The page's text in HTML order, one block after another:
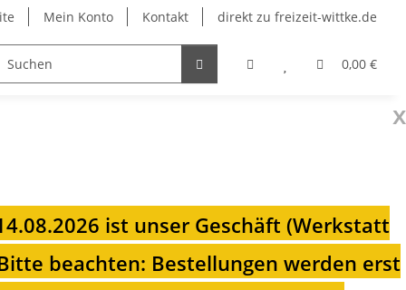
Mein Konto Kontakt direkt zu freizeit-wittke.de
0,00 €
Heizungen für Ihren
x
ist unser Geschäft (Werkstatt
beachten: Bestellungen werden erst